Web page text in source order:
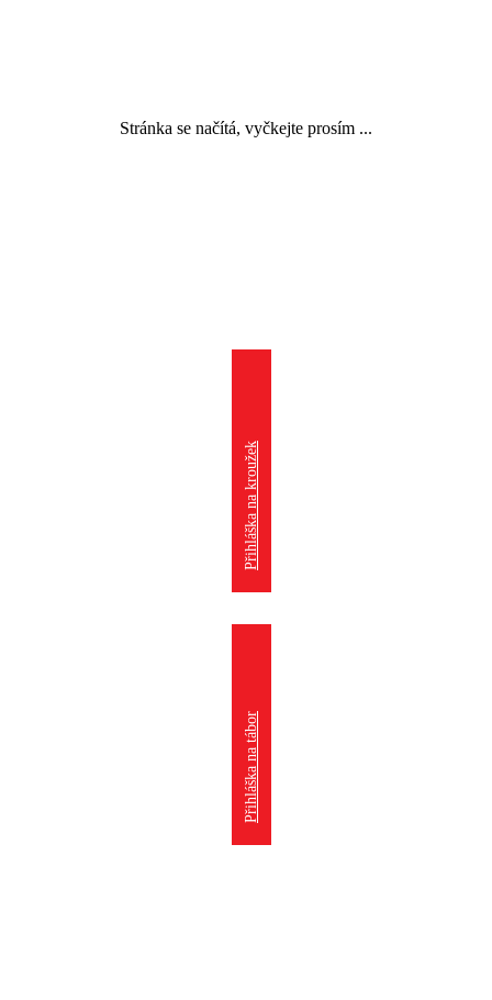
Stránka se načítá, vyčkejte prosím ...
Přihláška na kroužek
Přihláška na tábor